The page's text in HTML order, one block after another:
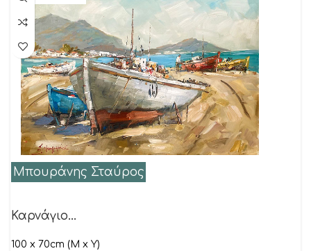
Μπουράνης Σταύρος
Καρνάγιο…
100 x 70cm (M x Y)